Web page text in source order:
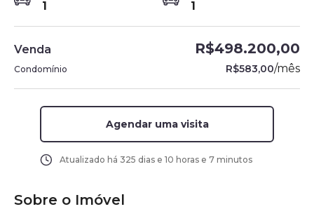
1 1
Venda R$498.200,00
Condomínio R$583,00/mês
Agendar uma visita
Atualizado há 325 dias e 10 horas e 7 minutos
Sobre o Imóvel